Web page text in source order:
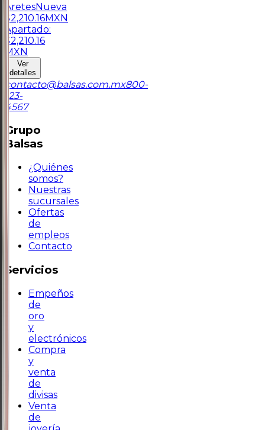
AretesNueva
$2,210.16MXN
Apartado:
$2,210.16
MXN
Ver
detalles
contacto@balsas.com.mx800-
123-
4567
Grupo
Balsas
¿Quiénes
somos?
Nuestras
sucursales
Ofertas
de
empleos
Contacto
Servicios
Empeños
de
oro
y
electrónicos
Compra
y
venta
de
divisas
Venta
de